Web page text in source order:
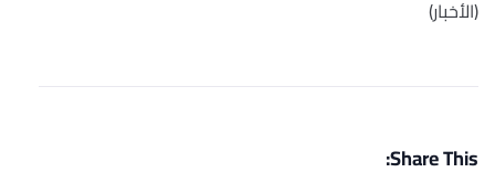
(الأخبار)
Share This: